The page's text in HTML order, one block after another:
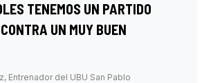
TENEMOS UN PARTIDO
UN MUY BUEN
Entrenador del UBU San Pablo